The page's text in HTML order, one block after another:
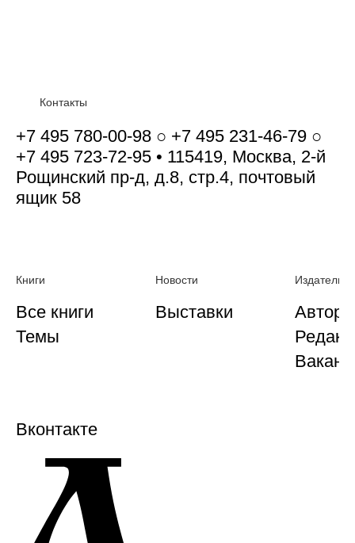
Контакты
+7 495 780-00-98 ○ +7 495 231-46-79 ○
+7 495 723-72-95 • 115419, Москва, 2-й
Рощинский пр-д, д.8, стр.4, почтовый
ящик 58
Книги
Все книги
Темы
Новости
Выставки
Вконтакте